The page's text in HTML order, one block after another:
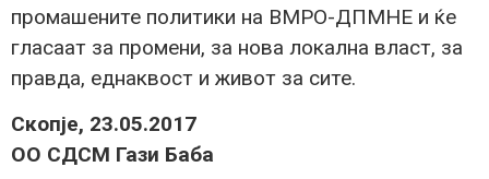
промашените политики на ВМРО-ДПМНЕ и ќе
гласаат за промени, за нова локална власт, за
правда, еднаквост и живот за сите.
Скопје, 23.05.2017
ОО СДСМ Гази Баба